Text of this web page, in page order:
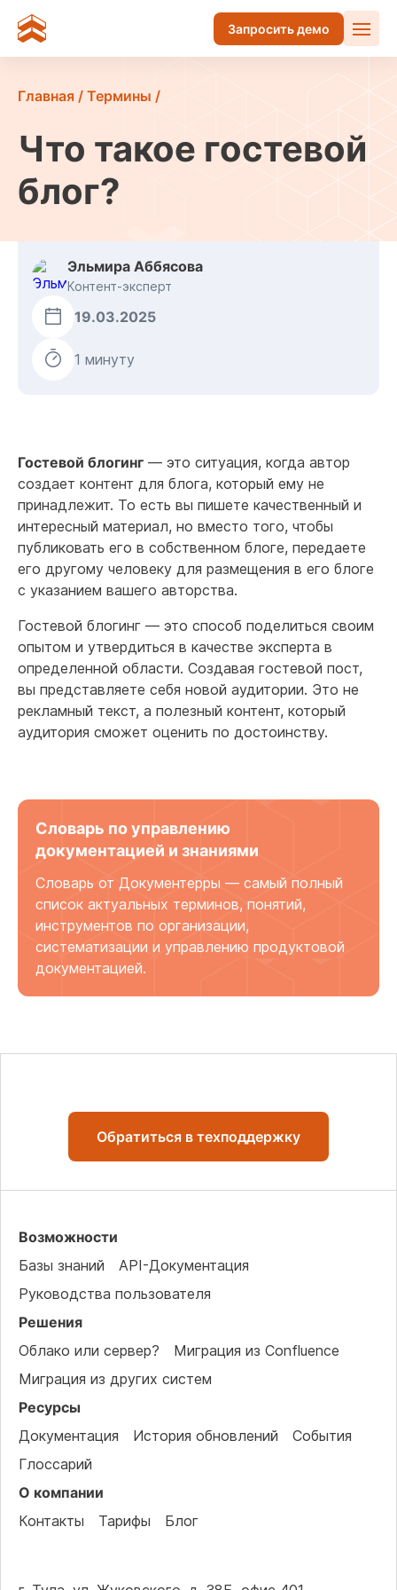
Запросить демо
Главная / Термины /
Что такое гостевой
блог?
Эльмира Аббясова
Контент-эксперт
19.03.2025
1 минуту
Гостевой блогинг — это ситуация, когда автор
создает контент для блога, который ему не
принадлежит. То есть вы пишете качественный и
интересный материал, но вместо того, чтобы
публиковать его в собственном блоге, передаете
его другому человеку для размещения в его блоге
с указанием вашего авторства.
Гостевой блогинг — это способ поделиться своим
опытом и утвердиться в качестве эксперта в
определенной области. Создавая гостевой пост,
вы представляете себя новой аудитории. Это не
рекламный текст, а полезный контент, который
аудитория сможет оценить по достоинству.
Словарь по управлению
документацией и знаниями
Словарь от Документерры — самый полный
список актуальных терминов, понятий,
инструментов по организации,
систематизации и управлению продуктовой
документацией.
Обратиться в техподдержку
Возможности
Базы знаний
API-Документация
Руководства пользователя
Решения
Облако или сервер?
Миграция из Confluence
Миграция из других систем
Ресурсы
Документация
История обновлений
События
Глоссарий
О компании
Контакты
Тарифы Блог